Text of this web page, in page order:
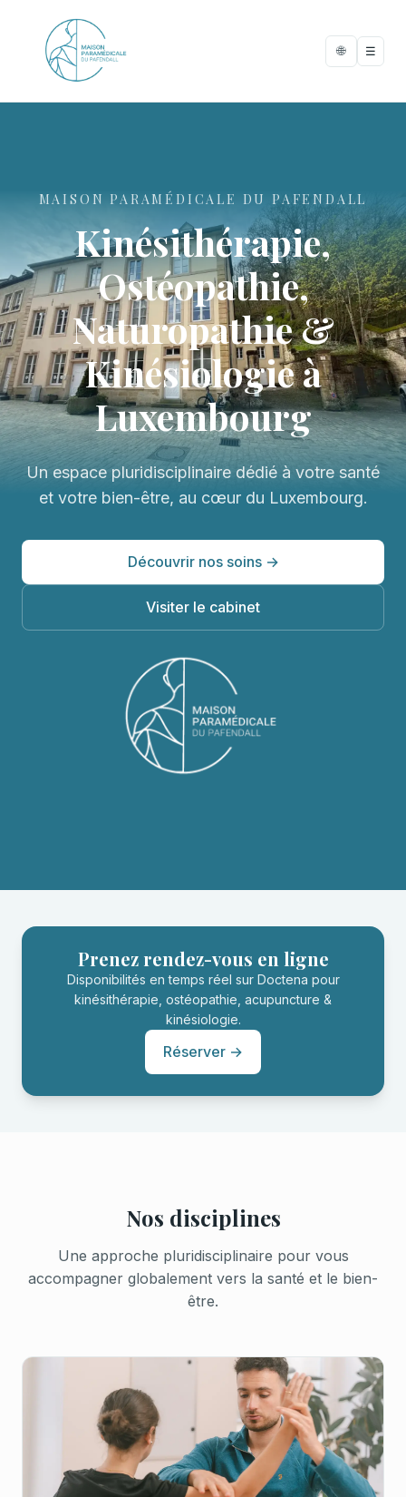
🌐 ☰
MAISON PARAMÉDICALE DU PAFENDALL
Kinésithérapie,
Ostéopathie,
Naturopathie &
Kinésiologie à
Luxembourg
Un espace pluridisciplinaire dédié à votre santé
et votre bien-être, au cœur du Luxembourg.
Découvrir nos soins →
Visiter le cabinet
Prenez rendez-vous en ligne
Disponibilités en temps réel sur Doctena pour
kinésithérapie, ostéopathie, acupuncture &
kinésiologie.
Réserver →
Nos disciplines
Une approche pluridisciplinaire pour vous
accompagner globalement vers la santé et le bien-
être.